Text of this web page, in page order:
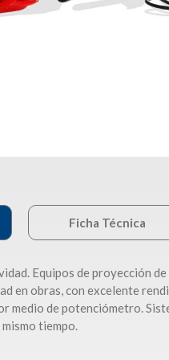
Ficha Técnica
Equipos de proyección
en obras, con excelente
medio de potenciómetro.
tiempo.